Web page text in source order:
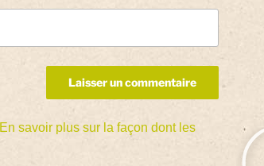
En savoir plus sur la façon dont les